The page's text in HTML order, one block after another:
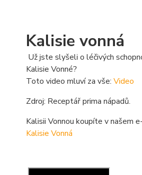
Kalisie vonná
Už jste slyšeli o léčivých
Kalisie Vonné?
Toto video mluví za vše: Video
Zdroj: Receptář prima nápadů.
Kalisii Vonnou koupíte v našem
Kalisie Vonná